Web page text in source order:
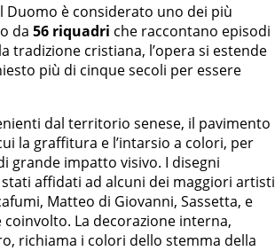
è considerato uno dei più
da 56 riquadri che raccontano episodi
tradizione cristiana, l’opera si estende
più di cinque secoli per essere
dal territorio senese, il pavimento
la graffitura e l’intarsio a colori, per
impatto visivo. I disegni
affidati ad alcuni dei maggiori artisti
Matteo di Giovanni, Sassetta, e
La decorazione interna,
richiama i colori dello stemma della